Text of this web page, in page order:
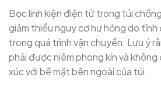
Bọc linh kiện điện tử trong túi
giảm thiểu nguy cơ hư hỏng do tĩnh
trong quá trình vận chuyển. Lưu ý
phải được niêm phong kín và
xúc với bề mặt bên ngoài của túi.